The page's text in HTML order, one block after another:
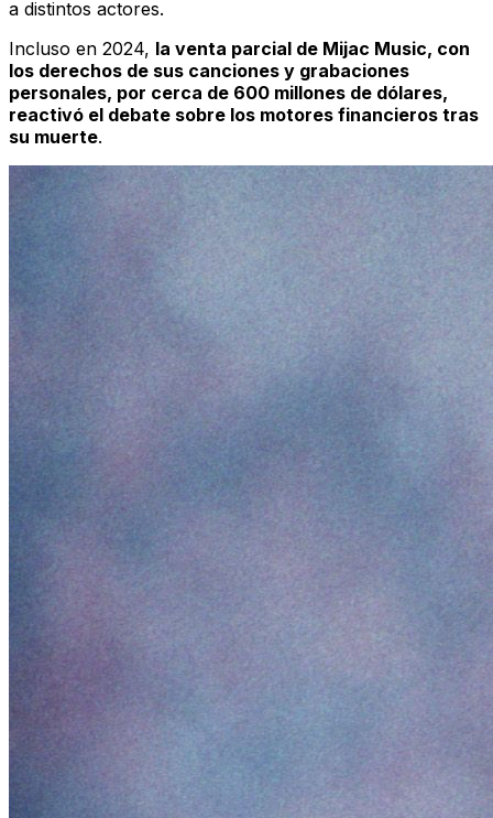
a distintos actores.
Incluso en 2024, la venta parcial de Mijac Music, con
los derechos de sus canciones y grabaciones
personales, por cerca de 600 millones de dólares,
reactivó el debate sobre los motores financieros tras
su muerte.